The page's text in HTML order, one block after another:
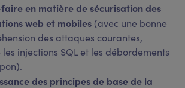
en matière de sécurisation des
web et mobiles (avec une bonne
des attaques courantes,
les injections SQL et les débordements
des principes de base de la